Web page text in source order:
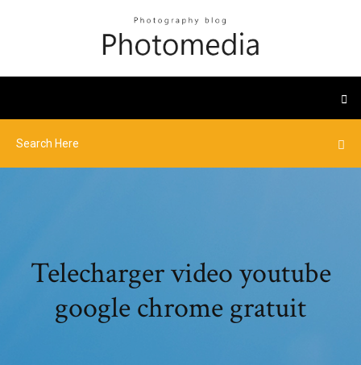
Telecharger video youtube
google chrome gratuit